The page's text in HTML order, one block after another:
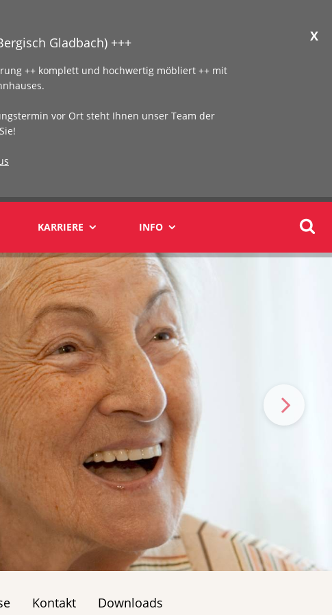
X
Gladbach) +++
++ komplett und hochwertig möbliert ++ mit
vor Ort steht Ihnen unser Team der
KARRIERE INFO
Kontakt Downloads